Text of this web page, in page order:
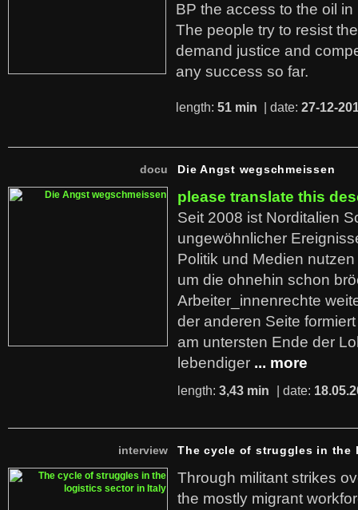
BP the access to the oil in
The people try to resist
demand justice and
any success so far.
length: 51 min | date: 27-12-
docu Die Angst wegschmeissen
please translate this
Seit 2008 ist Norditalien
ungewöhnlicher
Politik und Medien
um die ohnehin schon
Arbeiter_innenrechte
der anderen Seite
am untersten Ende der
lebendiger ... more
length: 3,43 min | date:
interview The cycle of struggles in
Through militant strikes
the mostly migrant